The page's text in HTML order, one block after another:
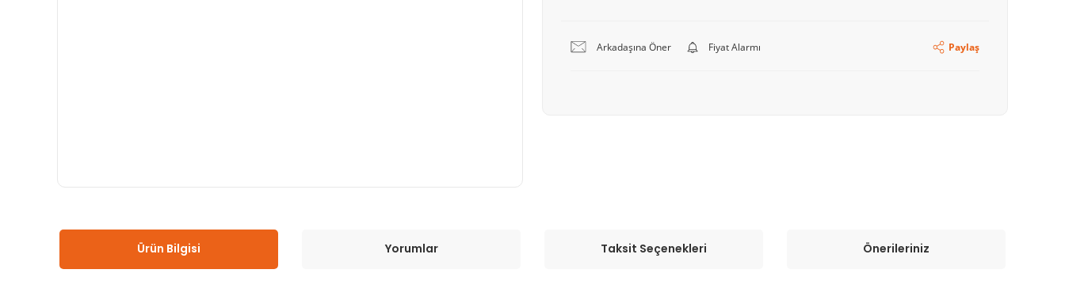
Arkadaşına Öner Fiyat Alarmı Paylaş
Ürün Bilgisi Yorumlar Taksit Seçenekleri Önerileriniz